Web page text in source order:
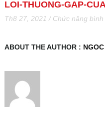
LOI-THUONG-GAP-
Th8 27, 2021 / Chức năng
ABOUT THE AUTHOR :